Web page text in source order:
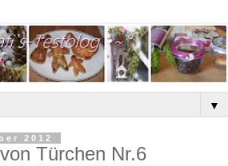
▼
2012
Türchen Nr.6